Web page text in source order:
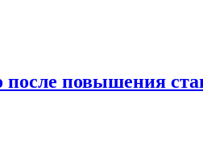
после повышения